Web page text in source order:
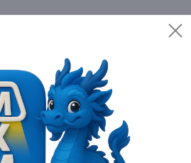
Количество
In stock (1000 available)